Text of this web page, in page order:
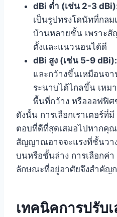
dBi ต่ำ (เช่น 2-3
เป็นรูปทรงโดนัทที่กล
บ้านหลายชั้น เพราะ
ตั้งและแนวนอนได้ดี
dBi สูง (เช่น 5-9 dBi):
และกว้างขึ้นเหมือนจ
ระนาบได้ไกลขึ้น เหม
พื้นที่กว้าง หรือออฟฟิ
ดังนั้น การเลือกเราเตอร์ที่
ตอบที่ดีที่สุดเสมอไปหากคุ
สัญญาณอาจจะแรงที่ชั้นวา
บนหรือชั้นล่าง การเลือกค่
ลักษณะที่อยู่อาศัยจึงสำคัญ
เทคนิคการปรับเ